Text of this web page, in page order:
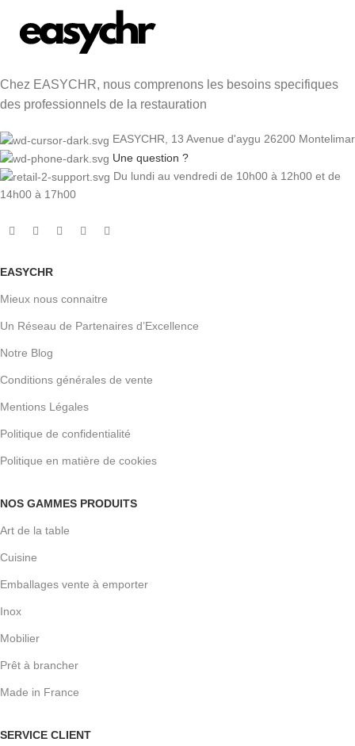
Chez EASYCHR, nous comprenons les besoins specifiques
des professionnels de la restauration
EASYCHR, 13 Avenue d'aygu 26200 Montelimar
Une question ?
Du lundi au vendredi de 10h00 à 12h00 et de
14h00 à 17h00
EASYCHR
Mieux nous connaitre
Un Réseau de Partenaires d’Excellence
Notre Blog
Conditions générales de vente
Mentions Légales
Politique de confidentialité
Politique en matière de cookies
NOS GAMMES PRODUITS
Art de la table
Cuisine
Emballages vente à emporter
Inox
Mobilier
Prêt à brancher
Made in France
SERVICE CLIENT